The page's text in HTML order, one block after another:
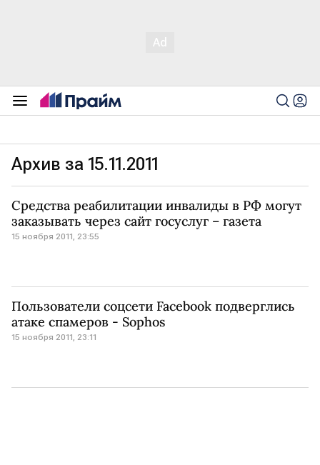
Архив за 15.11.2011
Средства реабилитации инвалиды в РФ могут
заказывать через сайт госуслуг – газета
15 ноября 2011, 23:55
Пользователи соцсети Facebook подверглись
атаке спамеров - Sophos
15 ноября 2011, 23:11